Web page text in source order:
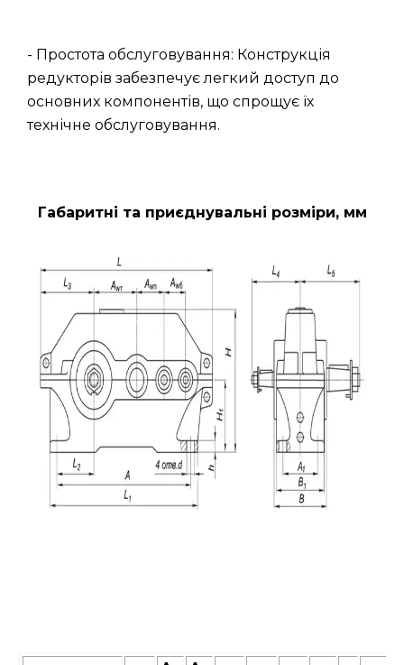
- Простота обслуговування: Конструкція
редукторів забезпечує легкий доступ до
основних компонентів, що спрощує їх
технічне обслуговування.
Габаритні та приєднувальні розміри, мм